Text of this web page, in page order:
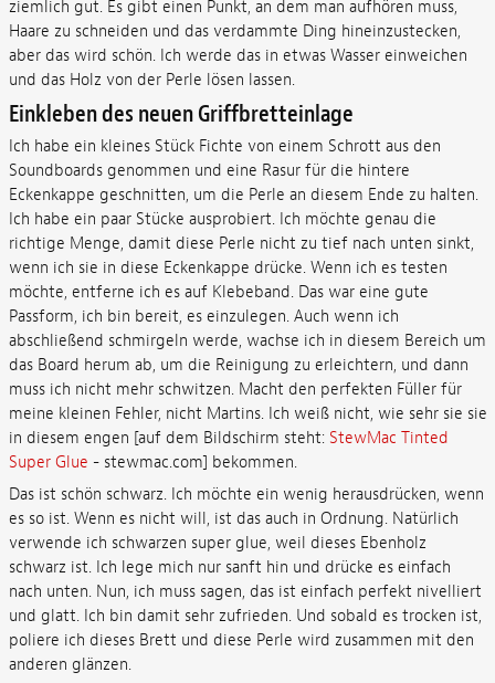
ziemlich gut. Es gibt einen Punkt, an dem man aufhören muss,
Haare zu schneiden und das verdammte Ding hineinzustecken,
aber das wird schön. Ich werde das in etwas Wasser einweichen
und das Holz von der Perle lösen lassen.
Einkleben des neuen Griffbretteinlage
Ich habe ein kleines Stück Fichte von einem Schrott aus den
Soundboards genommen und eine Rasur für die hintere
Eckenkappe geschnitten, um die Perle an diesem Ende zu halten.
Ich habe ein paar Stücke ausprobiert. Ich möchte genau die
richtige Menge, damit diese Perle nicht zu tief nach unten sinkt,
wenn ich sie in diese Eckenkappe drücke. Wenn ich es testen
möchte, entferne ich es auf Klebeband. Das war eine gute
Passform, ich bin bereit, es einzulegen. Auch wenn ich
abschließend schmirgeln werde, wachse ich in diesem Bereich um
das Board herum ab, um die Reinigung zu erleichtern, und dann
muss ich nicht mehr schwitzen. Macht den perfekten Füller für
meine kleinen Fehler, nicht Martins. Ich weiß nicht, wie sehr sie sie
in diesem engen [auf dem Bildschirm steht: StewMac Tinted
Super Glue - stewmac.com] bekommen.
Das ist schön schwarz. Ich möchte ein wenig herausdrücken, wenn
es so ist. Wenn es nicht will, ist das auch in Ordnung. Natürlich
verwende ich schwarzen super glue, weil dieses Ebenholz
schwarz ist. Ich lege mich nur sanft hin und drücke es einfach
nach unten. Nun, ich muss sagen, das ist einfach perfekt nivelliert
und glatt. Ich bin damit sehr zufrieden. Und sobald es trocken ist,
poliere ich dieses Brett und diese Perle wird zusammen mit den
anderen glänzen.